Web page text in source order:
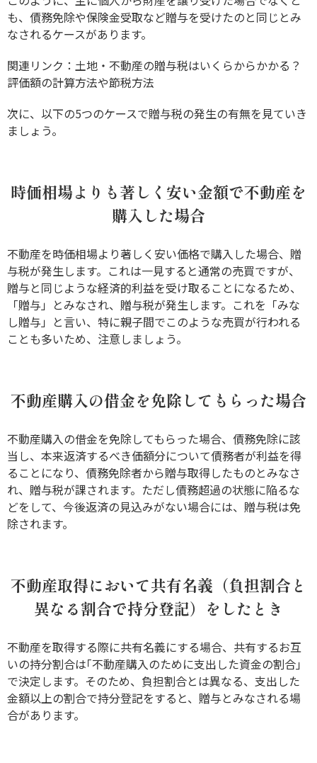
も、債務免除や保険金受取など贈与を受けたのと同じとみ
なされるケースがあります。
関連リンク： 土地・不動産の贈与税はいくらからかかる？
評価額の計算方法や節税方法
次に、以下の5つのケースで贈与税の発生の有無を見ていき
ましょう。
時価相場よりも著しく安い金額で不動産を
購入した場合
不動産を時価相場より著しく安い価格で購入した場合、贈
与税が発生します。これは一見すると通常の売買ですが、
贈与と同じような経済的利益を受け取ることになるため、
「贈与」とみなされ、贈与税が発生します。これを「みな
し贈与」と言い、特に親子間でこのような売買が行われる
ことも多いため、注意しましょう。
不動産購入の借金を免除してもらった場合
不動産購入の借金を免除してもらった場合、債務免除に該
当し、本来返済するべき価額分について債務者が利益を得
ることになり、債務免除者から贈与取得したものとみなさ
れ、贈与税が課されます。ただし債務超過の状態に陥るな
どをして、今後返済の見込みがない場合には、贈与税は免
除されます。
不動産取得において共有名義（負担割合と
異なる割合で持分登記）をしたとき
不動産を取得する際に共有名義にする場合、共有するお互
いの持分割合は｢不動産購入のために支出した資金の割合｣
で決定します。そのため、負担割合とは異なる、支出した
金額以上の割合で持分登記をすると、贈与とみなされる場
合があります。